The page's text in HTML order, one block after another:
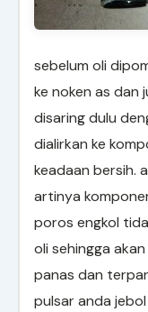
sebelum oli
ke noken as dan
disaring dulu
dialirkan ke
keadaan bersih.
artinya
poros engkol
oli sehingga
panas dan
pulsar anda